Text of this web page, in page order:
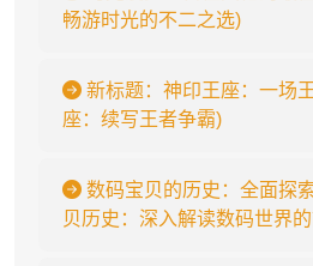
畅游时光的不二之选)
新标题：神印王座：一场
座：续写王者争霸)
数码宝贝的历史：全面探
贝历史：深入解读数码世界